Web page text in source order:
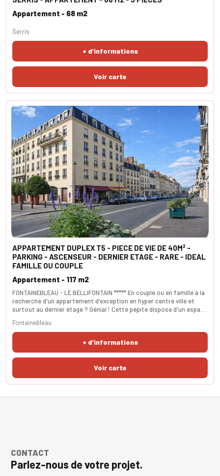
Appartement - 68 m2
+ d'informations
Serris
APPARTEMENT DUPLEX T5 - PIECE DE VIE DE 40M² -
PARKING - ASCENSEUR - DERNIER ETAGE - RARE - IDEAL
FAMILLE OU COUPLE
FONTAINEBLEAU - LE BELLIFONTAIN ***** En couple ou en famille à la
recherche d'un appartement d'exception en hyper centre ville et
surtout au dernier étage ? Génial ! Cette pépite dispose d'un espace
11m² et une hauteur sous plafond de +5m. La cuisine indépendante
peut aisément être intégrée dans cet espace. A l'étage et dans la
Appartement - 117 m2
+ d'informations
Fontainebleau
CONTACT
Parlez-nous de votre projet.